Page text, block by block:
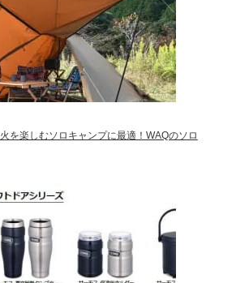
を楽しむソロキャンプに最適！WAQのソロ